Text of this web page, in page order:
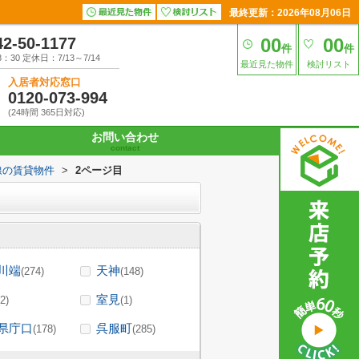
最終更新：2026年08月06日
50-1177
30 定休日：7/13～7/14
入居者対応窓口
0120-073-994
(24時間 365日対応)
00件
最近見た物件
00件
検討リスト
お問い合わせ
contact
賃貸物件 > 2ページ目
端(274) 天神(148)
室見(1)
庁口(178) 呉服町(285)